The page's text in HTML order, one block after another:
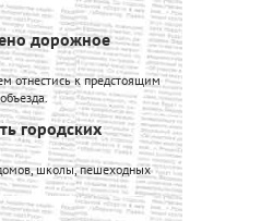
дорожное
отнестись к предстоящим
городских
школы, пешеходных